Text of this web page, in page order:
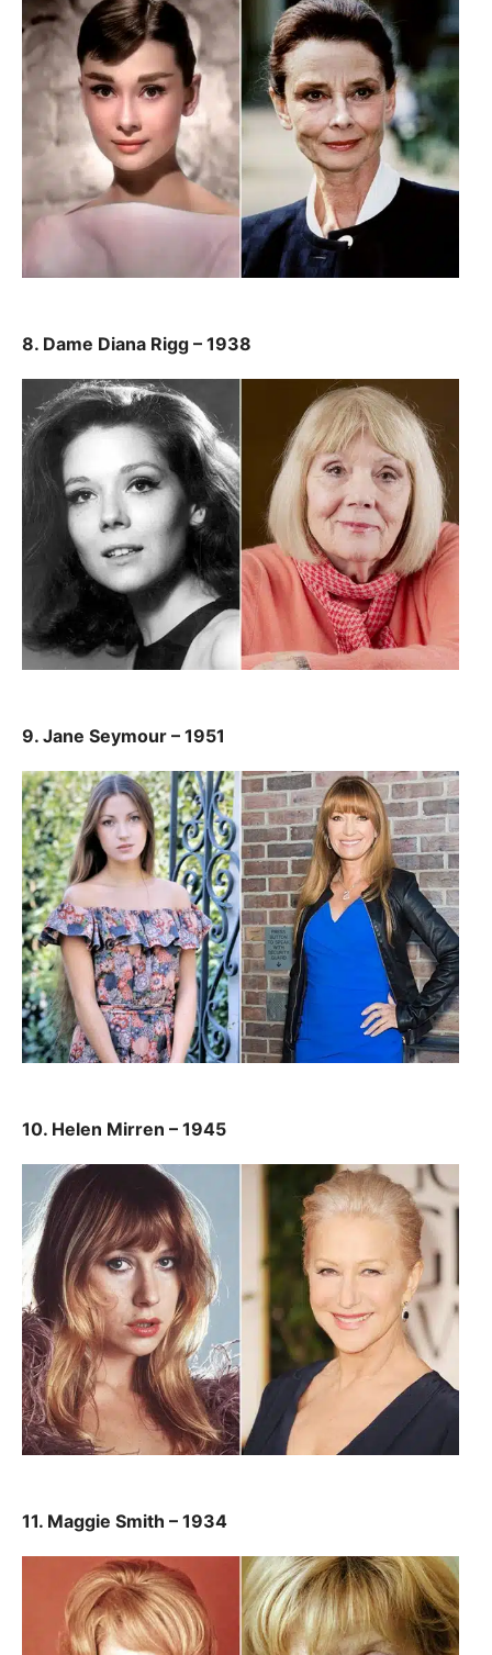
8. Dame Diana Rigg – 1938
9. Jane Seymour – 1951
10. Helen Mirren – 1945
11. Maggie Smith – 1934